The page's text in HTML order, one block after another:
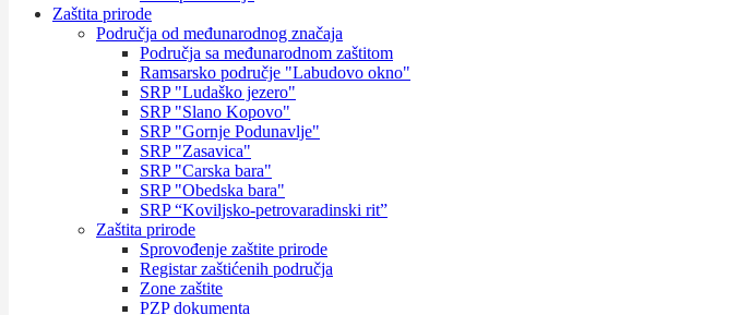
Zaštita prirode
Područja od međunarodnog značaja
Područja sa međunarodnom zaštitom
Ramsarsko područje "Labudovo okno"
SRP "Ludaško jezero"
SRP "Slano Kopovo"
SRP "Gornje Podunavlje"
SRP "Zasavica"
SRP "Carska bara"
SRP "Obedska bara"
SRP “Koviljsko-petrovaradinski rit”
Zaštita prirode
Sprovođenje zaštite prirode
Registar zaštićenih područja
Zone zaštite
PZP dokumenta